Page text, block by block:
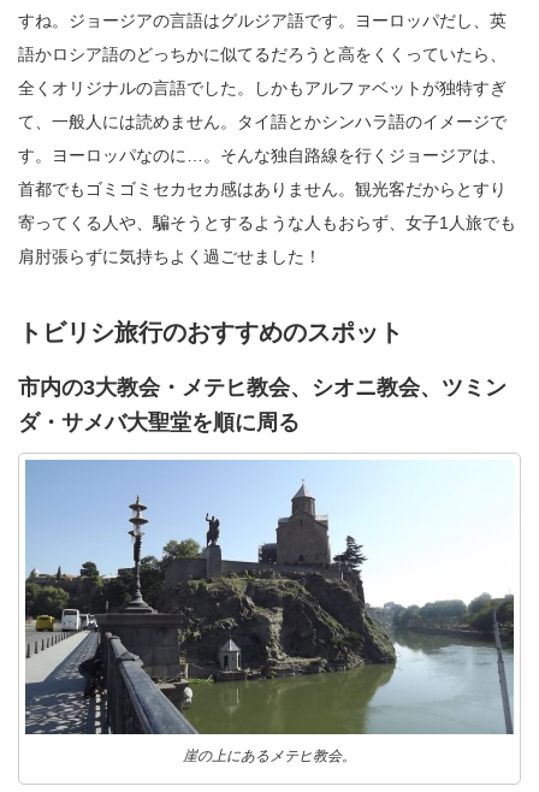
すね。ジョージアの言語はグルジア語です。ヨーロッパだし、英
語かロシア語のどっちかに似てるだろうと高をくくっていたら、
全くオリジナルの言語でした。しかもアルファベットが独特すぎ
て、一般人には読めません。タイ語とかシンハラ語のイメージで
す。ヨーロッパなのに…。そんな独自路線を行くジョージアは、
首都でもゴミゴミセカセカ感はありません。観光客だからとすり
寄ってくる人や、騙そうとするような人もおらず、女子1人旅でも
肩肘張らずに気持ちよく過ごせました！
トビリシ旅行のおすすめのスポット
市内の3大教会・メテヒ教会、シオニ教会、ツミン
ダ・サメバ大聖堂を順に周る
崖の上にあるメテヒ教会。